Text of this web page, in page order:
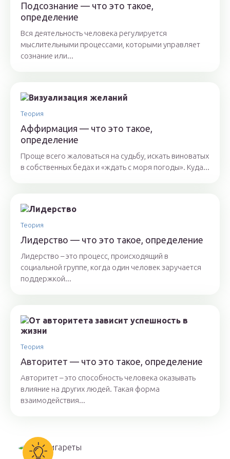
Подсознание — что это такое,
определение
Вся деятельность человека регулируется
мыслительными процессами, которыми управляет
сознание или...
Теория
Аффирмация — что это такое,
определение
Проще всего жаловаться на судьбу, искать виноватых
в собственных бедах и «ждать с моря погоды». Куда...
Теория
Лидерство — что это такое, определение
Лидерство – это процесс, происходящий в
социальной группе, когда один человек заручается
поддержкой...
Теория
Авторитет — что это такое, определение
Авторитет – это способность человека оказывать
влияние на других людей. Такая форма
взаимодействия...